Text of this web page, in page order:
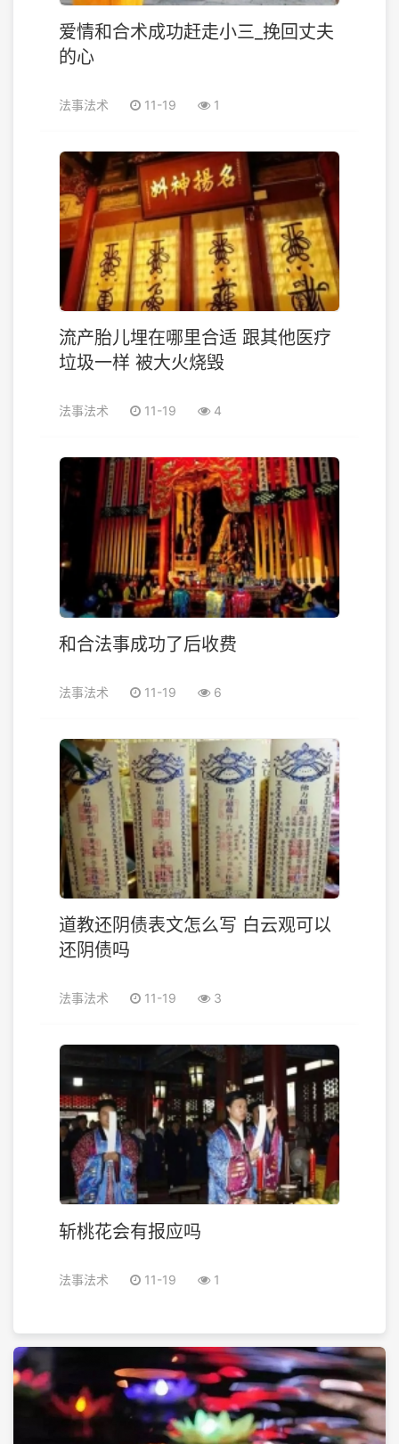
爱情和合术成功赶走小三_挽回丈夫
的心
法事法术 11-19 1
流产胎儿埋在哪里合适 跟其他医疗
垃圾一样 被大火烧毁
法事法术 11-19 4
和合法事成功了后收费
法事法术 11-19 6
道教还阴债表文怎么写 白云观可以
还阴债吗
法事法术 11-19 3
斩桃花会有报应吗
法事法术 11-19 1